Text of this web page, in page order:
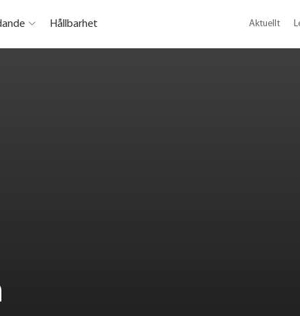
Hållbarhet Aktuellt